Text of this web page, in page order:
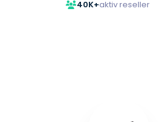
40K+aktiv reseller